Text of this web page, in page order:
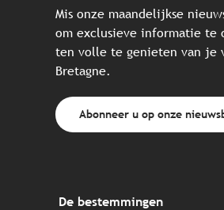
Mis onze maandelijkse
om exclusieve informatie te
ten volle te genieten van je
Bretagne.
Abonneer u op onze
De bestemmingen